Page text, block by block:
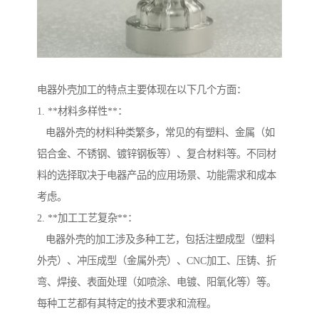
电器外壳加工的特点主要体现在以下几个方面：
1. **材料多样性**：
电器外壳的材料种类繁多，常见的有塑料、金属（如
铝合金、不锈钢、镀锌钢板等）、复合材料等。不同材
料的选择取决于电器产品的应用场景、功能需求和成本
考虑。
2. **加工工艺复杂**：
电器外壳的加工涉及多种工艺，包括注塑成型（塑料
外壳）、冲压成型（金属外壳）、CNC加工、压铸、折
弯、焊接、表面处理（如喷涂、电镀、阳氧化等）等。
每种工艺都有其特定的技术要求和流程。